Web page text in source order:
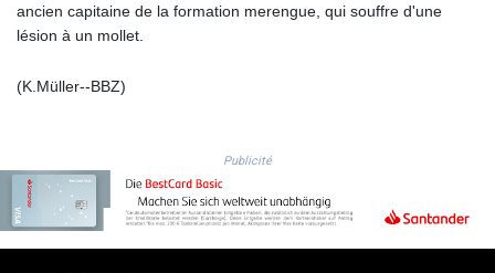
20580.370421
ILS 3.468234
IMP 0.8566
ancien capitaine de la formation merengue, qui souffre d'une
lésion à un mollet.
(K.Müller--BBZ)
Publicité